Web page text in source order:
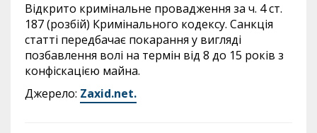
Відкрито кримінальне провадження за ч. 4 ст.
187 (розбій) Кримінального кодексу. Санкція
статті передбачає покарання у вигляді
позбавлення волі на термін від 8 до 15 років з
конфіскацією майна.
Джерело: Zaxid.net.